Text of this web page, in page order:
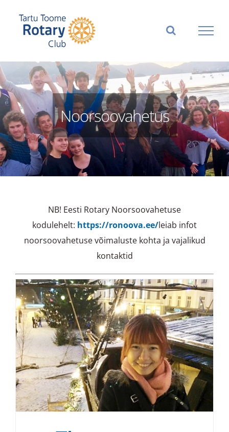
content
Noorsoovahetus
NB! Eesti Rotary Noorsoovahetuse
kodulehelt: https://ronoova.ee/leiab infot
noorsoovahetuse võimaluste kohta ja vajalikud
kontaktid